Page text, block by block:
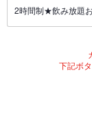
2時間制★飲み放題
下記ボ